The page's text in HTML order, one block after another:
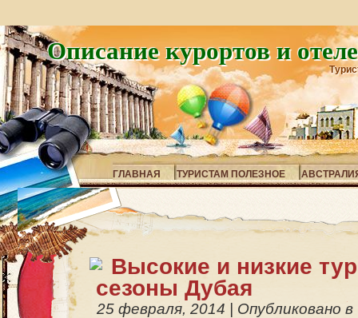
Описание курортов и
ГЛАВНАЯ ТУРИСТАМ ПОЛЕЗНОЕ
Высокие и низкие
сезоны Дубая
25 февраля, 2014 Опубликовано в